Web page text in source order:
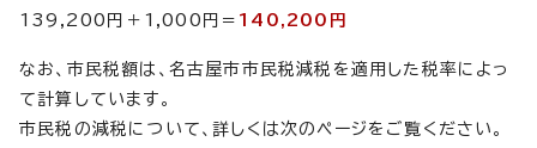
139,200円＋1,000円＝ 140,200円
なお、市民税額は、名古屋市市民税減税を適用した税率によっ
て計算しています。
市民税の減税について、詳しくは次のページをご覧ください。